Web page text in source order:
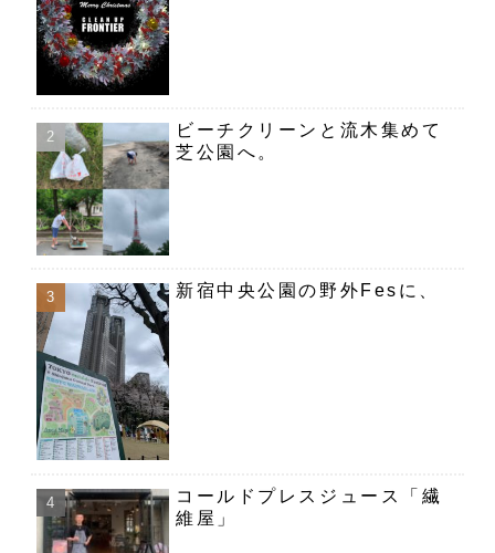
ビーチクリーンと流木集めて
芝公園へ。
新宿中央公園の野外Fesに、
コールドプレスジュース「繊
維屋」